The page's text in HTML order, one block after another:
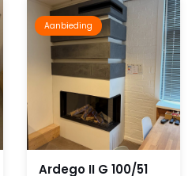
Aanbieding
Ardego II G 100/51